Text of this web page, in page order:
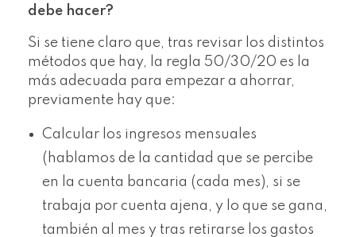
debe hacer?
Si se tiene claro que, tras revisar los distintos
métodos que hay, la regla 50/30/20 es la
más adecuada para empezar a ahorrar,
previamente hay que:
Calcular los ingresos mensuales
(hablamos de la cantidad que se percibe
en la cuenta bancaria (cada mes), si se
trabaja por cuenta ajena, y lo que se gana,
también al mes y tras retirarse los gastos